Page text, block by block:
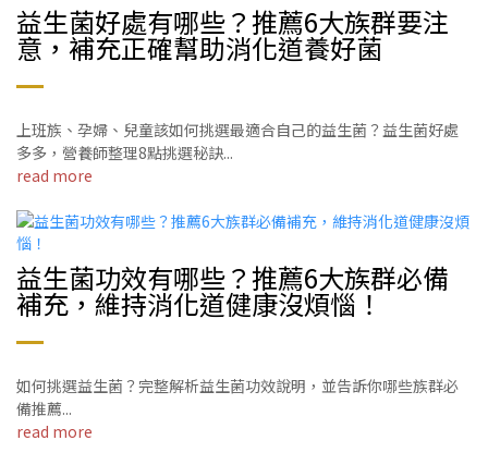
益生菌好處有哪些？推薦6大族群要注
意，補充正確幫助消化道養好菌
上班族、孕婦、兒童該如何挑選最適合自己的益生菌？益生菌好處
多多，營養師整理8點挑選秘訣...
read more
益生菌功效有哪些？推薦6大族群必備
補充，維持消化道健康沒煩惱！
如何挑選益生菌？完整解析益生菌功效說明，並告訴你哪些族群必
備推薦...
read more